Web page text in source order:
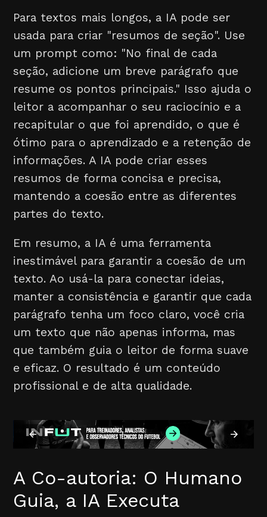
Para textos mais longos, a IA pode ser
usada para criar "resumos de seção". Use
um prompt como: "No final de cada
seção, adicione um breve parágrafo que
resume os pontos principais." Isso ajuda o
leitor a acompanhar o seu raciocínio e a
recapitular o que foi aprendido, o que é
ótimo para o aprendizado e a retenção de
informações. A IA pode criar esses
resumos de forma concisa e precisa,
mantendo a coesão entre as diferentes
partes do texto.
Em resumo, a IA é uma ferramenta
inestimável para garantir a coesão de um
texto. Ao usá-la para conectar ideias,
manter a consistência e garantir que cada
parágrafo tenha um foco claro, você cria
um texto que não apenas informa, mas
que também guia o leitor de forma suave
e eficaz. O resultado é um conteúdo
profissional e de alta qualidade.
A Co-autoria: O Humano
Guia, a IA Executa